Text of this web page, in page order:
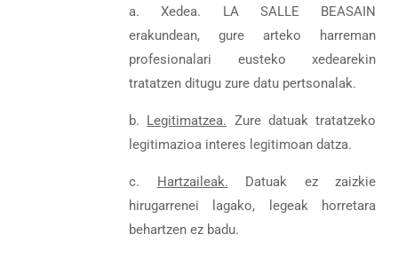
a. Xedea. LA SALLE BEASAIN
erakundean, gure arteko harreman
profesionalari eusteko xedearekin
tratatzen ditugu zure datu pertsonalak.
b. Legitimatzea. Zure datuak tratatzeko
legitimazioa interes legitimoan datza.
c. Hartzaileak. Datuak ez zaizkie
hirugarrenei lagako, legeak horretara
behartzen ez badu.